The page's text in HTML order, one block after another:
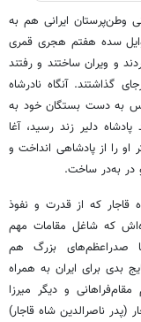
وطن‌پرستان ایرانی هم به
سده هفتم هجری قمری
و ویران ساختند و رفتند
گذاشتند. آنگاه نادرشاه
به دست بستگان خود به
دلیر زند رسید، آغا
او را از پادشاهی انداخت و
در به‌در ساخت.
قاجار که از قدرت و نفوذ
که شاغل مقامات مهم
صدراعظم‌های بزرگ هم
بدی برای ایران به همراه
و دیگر میرزا
(پدر ناصرالدین شاه قاجار)